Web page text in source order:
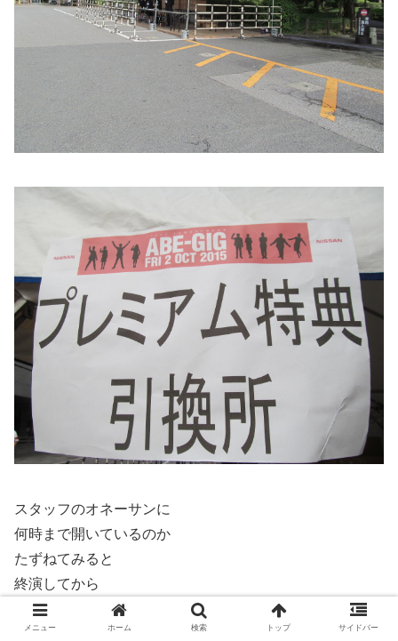
スタッフのオネーサンに
何時まで開いているのか
たずねてみると
終演してから
しばらくは開いているとのこと。
メニュー ホーム 検索 トップ サイドバー